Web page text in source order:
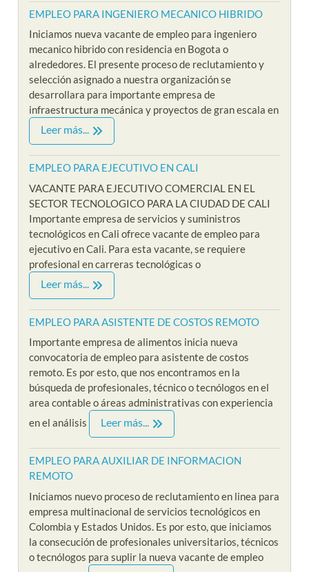
EMPLEO PARA INGENIERO MECANICO HIBRIDO
Iniciamos nueva vacante de empleo para ingeniero
mecanico hibrido con residencia en Bogota o
alrededores. El presente proceso de reclutamiento y
selección asignado a nuestra organización se
desarrollara para importante empresa de
infraestructura mecánica y proyectos de gran escala en
Leer más...
EMPLEO PARA EJECUTIVO EN CALI
VACANTE PARA EJECUTIVO COMERCIAL EN EL
SECTOR TECNOLOGICO PARA LA CIUDAD DE CALI
Importante empresa de servicios y suministros
tecnológicos en Cali ofrece vacante de empleo para
ejecutivo en Cali. Para esta vacante, se requiere
profesional en carreras tecnológicas o
Leer más...
EMPLEO PARA ASISTENTE DE COSTOS REMOTO
Importante empresa de alimentos inicia nueva
convocatoria de empleo para asistente de costos
remoto. Es por esto, que nos encontramos en la
búsqueda de profesionales, técnico o tecnólogos en el
area contable o áreas administrativas con experiencia
en el análisis
Leer más...
EMPLEO PARA AUXILIAR DE INFORMACION
REMOTO
Iniciamos nuevo proceso de reclutamiento en linea para
empresa multinacional de servicios tecnológicos en
Colombia y Estados Unidos. Es por esto, que iniciamos
la consecución de profesionales universitarios, técnicos
o tecnólogos para suplir la nueva vacante de empleo